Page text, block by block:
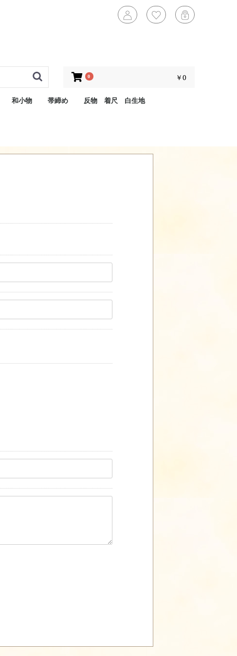
0 ￥0
和小物 帯締め 反物 着尺 白生地